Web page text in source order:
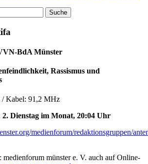
BdA Münster
Rassismus und
Kabel: 91,2 MHz
Dienstag im Monat, 20:04 Uhr
medienforum/redaktionsgruppen/
medienforum münster e. V. auch auf Online-